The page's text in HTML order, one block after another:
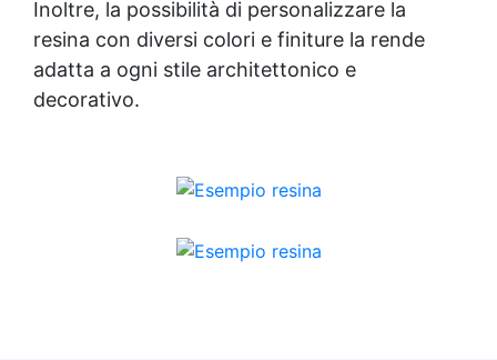
Inoltre, la possibilità di personalizzare la
resina con diversi colori e finiture la rende
adatta a ogni stile architettonico e
decorativo.